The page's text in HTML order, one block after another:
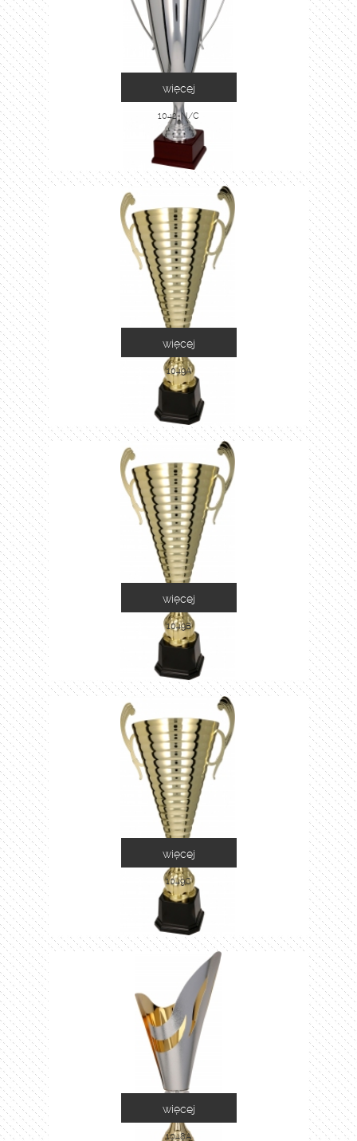
1042-N/C
więcej
1049A
więcej
1049B
więcej
1049C
więcej
1048A
więcej